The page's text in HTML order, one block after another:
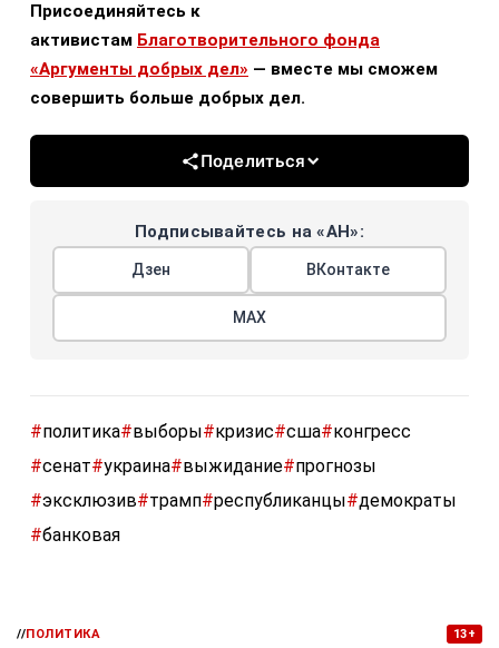
Присоединяйтесь к
активистам Благотворительного фонда
«Аргументы добрых дел» — вместе мы сможем
совершить больше добрых дел.
Поделиться
Подписывайтесь на «АН»:
Дзен ВКонтакте
МАХ
#политика#выборы#кризис#сша#конгресс
#сенат#украина#выжидание#прогнозы
#эксклюзив#трамп#республиканцы#демократы
#банковая
//ПОЛИТИКА 13+